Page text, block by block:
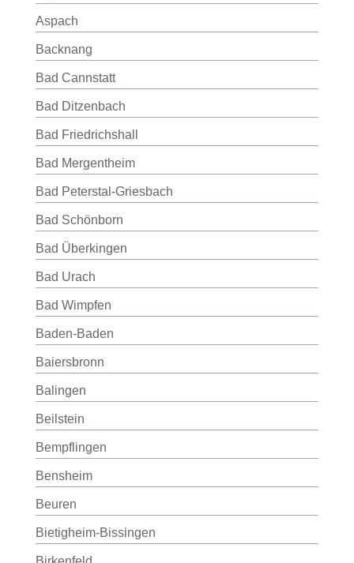
Aspach
Backnang
Bad Cannstatt
Bad Ditzenbach
Bad Friedrichshall
Bad Mergentheim
Bad Peterstal-Griesbach
Bad Schönborn
Bad Überkingen
Bad Urach
Bad Wimpfen
Baden-Baden
Baiersbronn
Balingen
Beilstein
Bempflingen
Bensheim
Beuren
Bietigheim-Bissingen